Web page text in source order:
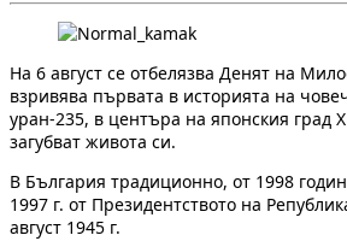
На 6 август се отбелязва Денят на
взривява първата в историята на
уран-235, в центъра на японския град
загубват живота си.
В България традиционно, от 1998
1997 г. от Президентството на
август 1945 г.